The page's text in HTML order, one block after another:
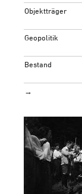
Objektträger
Geopolitik
Bestand
→